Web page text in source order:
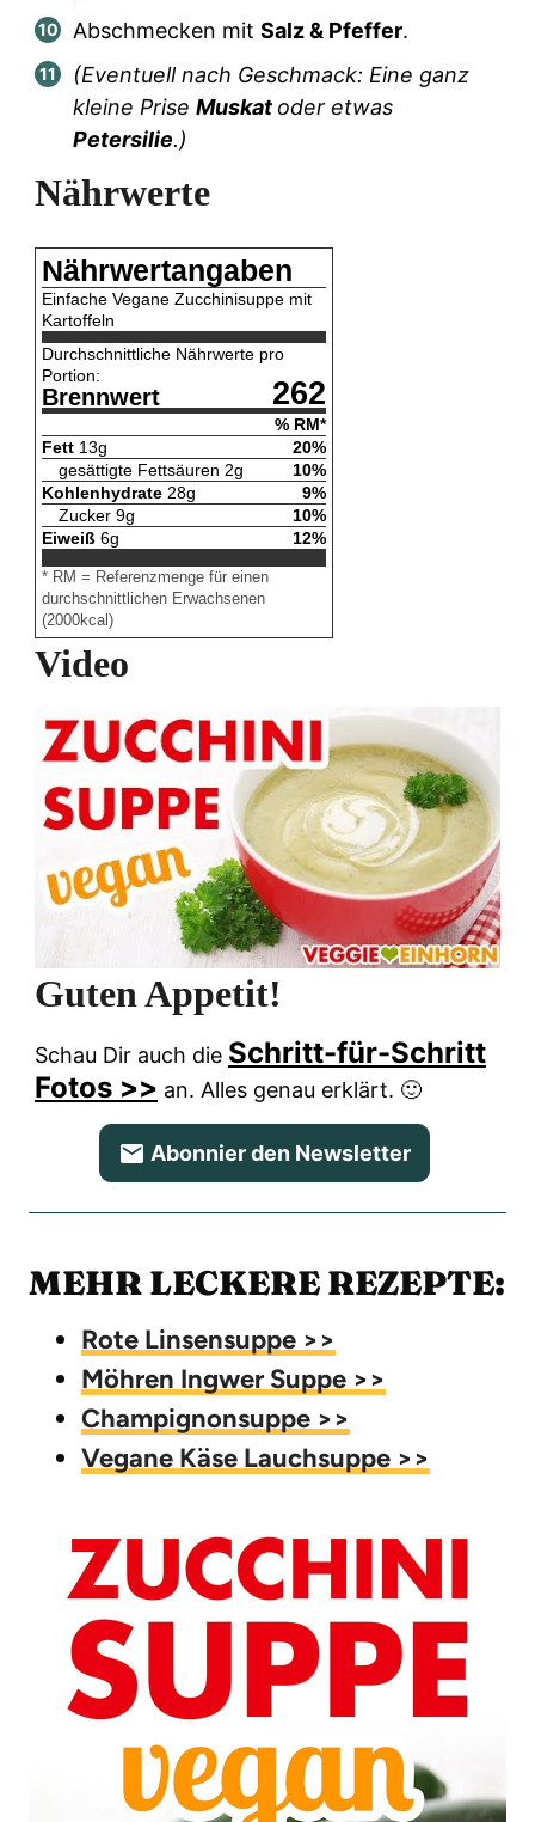
Abschmecken mit Salz & Pfeffer.
(Eventuell nach Geschmack: Eine ganz
kleine Prise Muskat oder etwas
Petersilie.)
Nährwerte
Nährwertangaben
Einfache Vegane Zucchinisuppe mit
Kartoffeln
Durchschnittliche Nährwerte pro
Portion:
Brennwert 262
% RM*
Fett 13g 20%
gesättigte Fettsäuren 2g 10%
Kohlenhydrate 28g 9%
Zucker 9g 10%
Eiweiß 6g 12%
* RM = Referenzmenge für einen
durchschnittlichen Erwachsenen
(2000kcal)
Video
Guten Appetit!
Schau Dir auch die Schritt-für-Schritt
Fotos >> an. Alles genau erklärt. 🙂
Abonnier den Newsletter
MEHR LECKERE REZEPTE:
Rote Linsensuppe >>
Möhren Ingwer Suppe >>
Champignonsuppe >>
Vegane Käse Lauchsuppe >>